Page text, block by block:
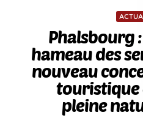
Phalsbourg :
hameau des
nouveau
touristique
pleine